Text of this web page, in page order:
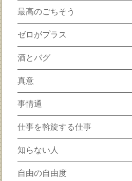
最高のごちそう
ゼロがプラス
酒とバグ
真意
事情通
仕事を斡旋する仕事
知らない人
自由の自由度